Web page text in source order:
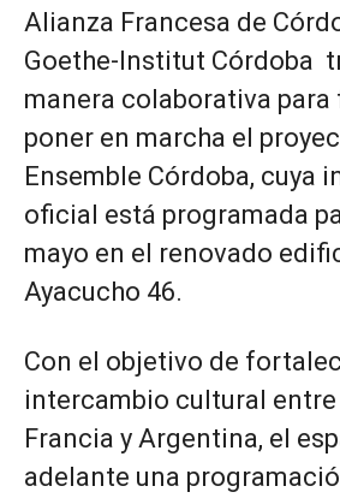
Alianza Francesa de
Goethe-Institut Córdoba
manera colaborativa
poner en marcha el
Ensemble Córdoba, cuya
oficial está programada
mayo en el renovado
Ayacucho 46.
Con el objetivo de
intercambio cultural entre
Francia y Argentina, el
adelante una